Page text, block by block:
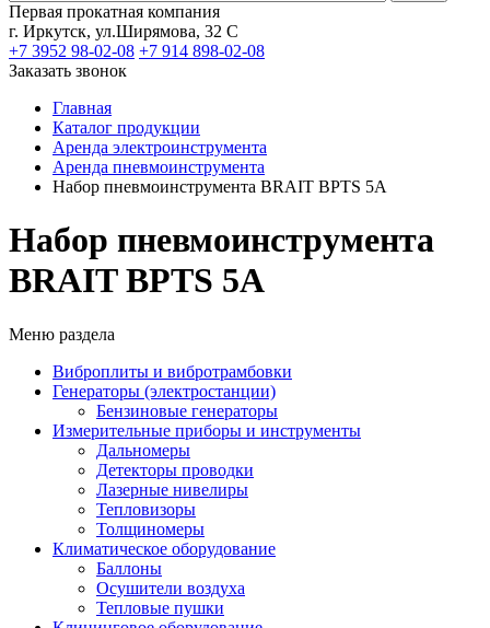
Первая прокатная компания
г. Иркутск, ул.Ширямова, 32 С
+7 3952 98-02-08 +7 914 898-02-08
Заказать звонок
Главная
Каталог продукции
Аренда электроинструмента
Аренда пневмоинструмента
Набор пневмоинструмента BRAIT BPTS 5A
Набор пневмоинструмента
BRAIT BPTS 5A
Меню раздела
Виброплиты и вибротрамбовки
Генераторы (электростанции)
Бензиновые генераторы
Измерительные приборы и инструменты
Дальномеры
Детекторы проводки
Лазерные нивелиры
Тепловизоры
Толщиномеры
Климатическое оборудование
Баллоны
Осушители воздуха
Тепловые пушки